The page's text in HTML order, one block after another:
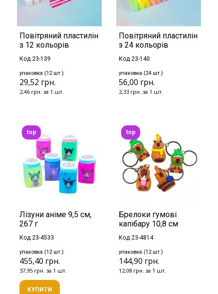
Повітряний пластилін
з 12 кольорів
Код 23-139
упаковка (12 шт.)
29,52 грн.
2,46 грн. за 1 шт.
Повітряний пластилін
з 24 кольорів
Код 23-140
упаковка (24 шт.)
56,00 грн.
2,33 грн. за 1 шт.
Лізуни аніме 9,5 см,
267 г
Код 23-4533
упаковка (12 шт.)
455,40 грн.
37,95 грн. за 1 шт.
top
КУПИТИ
Брелоки гумові
капібару 10,8 см
Код 23-4814
упаковка (12 шт.)
144,90 грн.
12,08 грн. за 1 шт.
top